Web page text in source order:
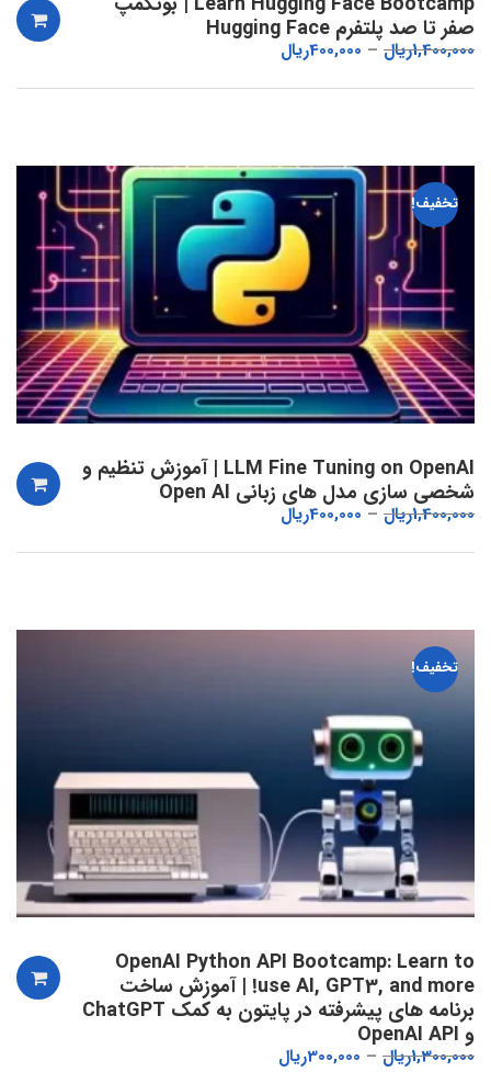
صفر تا صد پلتفرم Hugging Face
1,400,000ریال 400,000ریال
تخفیف!
LLM Fine Tuning on OpenAI | آموزش تنظیم و
شخصی سازی مدل های زبانی Open AI
1,400,000ریال 400,000ریال
تخفیف!
OpenAI Python API Bootcamp: Learn to
use AI, GPT3, and more! | آموزش ساخت
برنامه های پیشرفته در پایتون به کمک ChatGPT
و OpenAI API
1,300,000ریال 300,000ریال